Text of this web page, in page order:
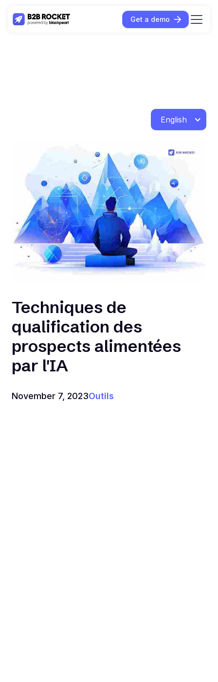
Get a demo
English
Techniques de
qualification des
prospects alimentées
par l'IA
November 7, 2023Outils